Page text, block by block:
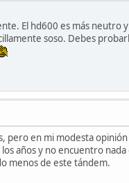
El hd600 es más
soso. Debes
en mi modesta
años y no encuentro
menos de este tándem.